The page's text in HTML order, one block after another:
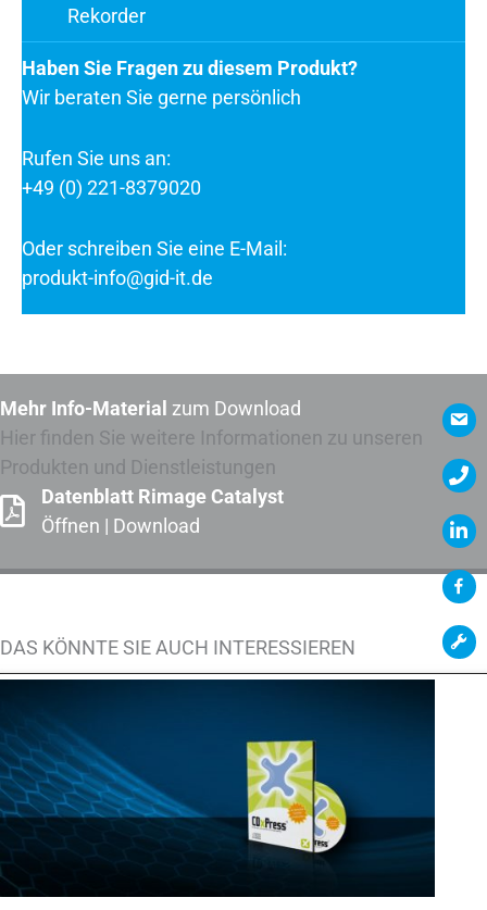
Rekorder
Haben Sie Fragen zu diesem Produkt?
Wir beraten Sie gerne persönlich
Rufen Sie uns an:
+49 (0) 221-8379020
Oder schreiben Sie eine E-Mail:
produkt-info@gid-it.de
Mehr Info-Material zum Download
Hier finden Sie weitere Informationen zu unseren
Produkten und Dienstleistungen
Datenblatt Rimage Catalyst
Öffnen | Download
DAS KÖNNTE SIE AUCH INTERESSIEREN